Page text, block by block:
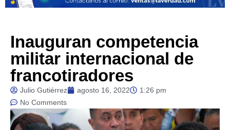
Inauguran competencia
militar internacional de
francotiradores
Julio Gutiérrez agosto 16, 2022
1:26 pm
No Comments